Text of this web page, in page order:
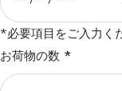
*必要項目をご入力く
お荷物の数 *